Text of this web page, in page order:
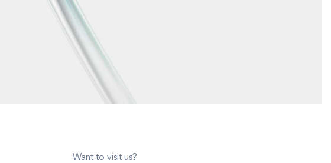
Want to visit us?